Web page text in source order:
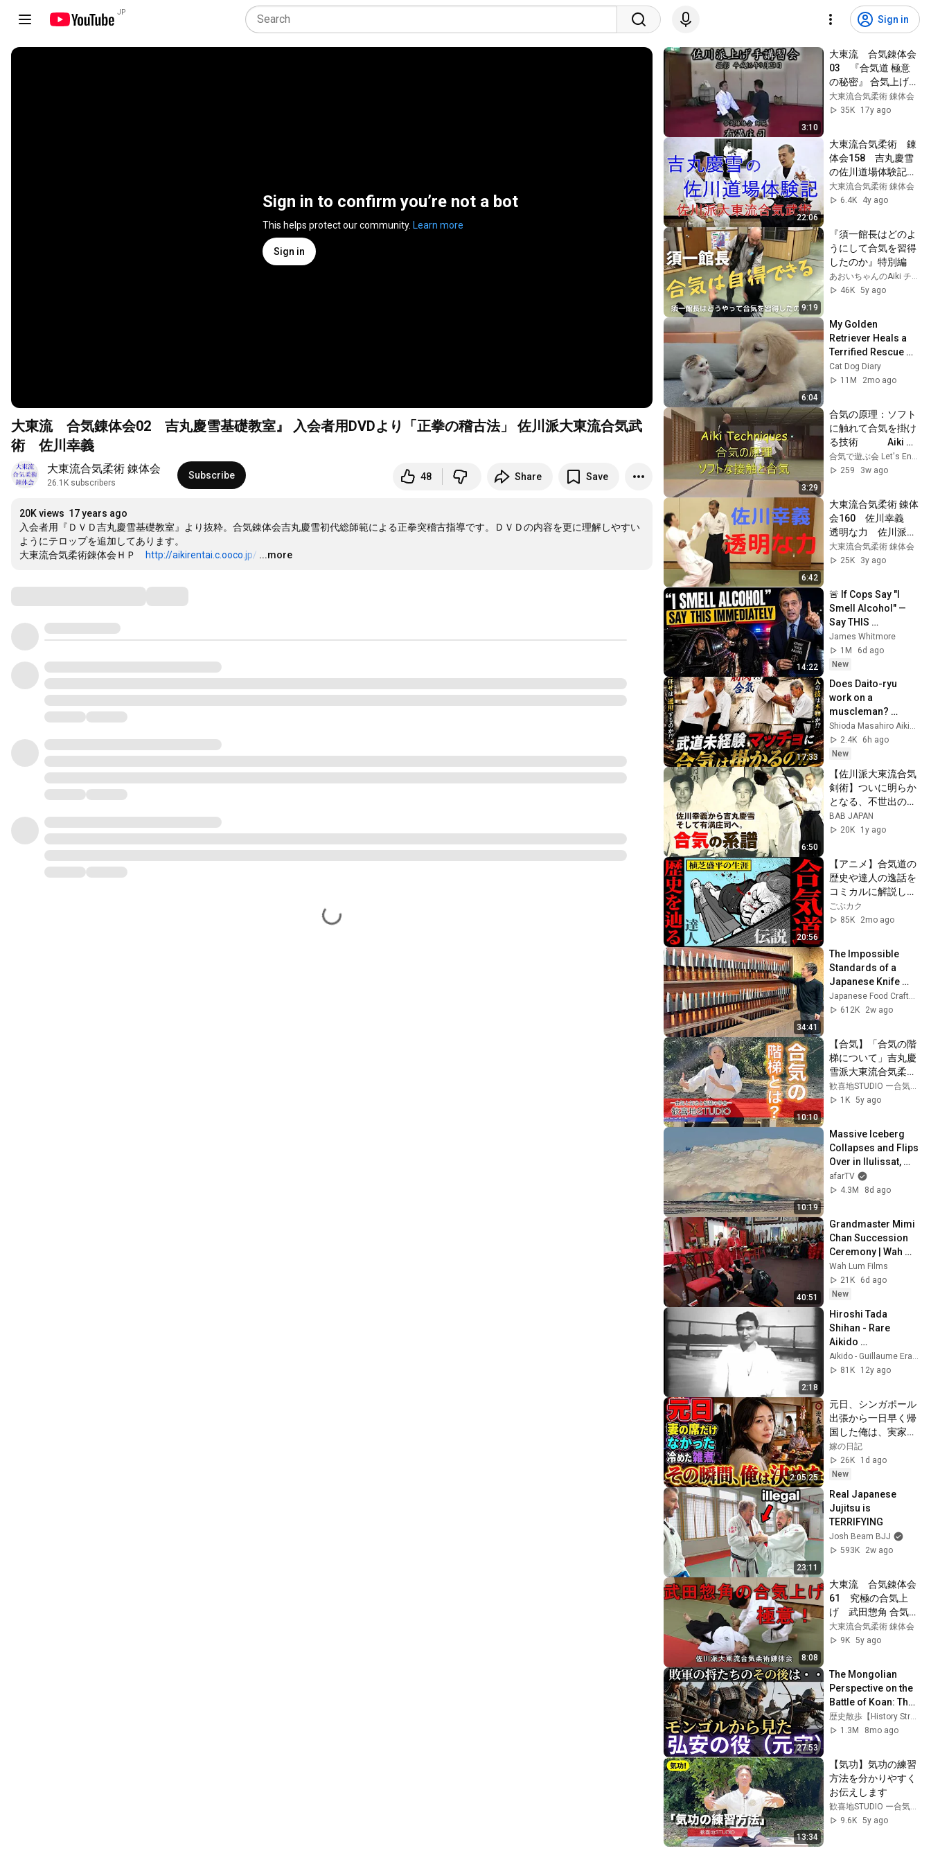
JP
Sign in
Sign in to confirm you’re not a bot
This helps protect our community. Learn more
Sign in
大東流 合気錬体会02 吉丸慶雪基礎教室』 入会者用DVDより「正拳の稽古法」 佐川派大東流合気武
術 佐川幸義
大東流合気柔術 錬体会
26.1K subscribers
Subscribe 48 Share Save
20K views 17 years ago
入会者用『ＤＶＤ吉丸慶雪基礎教室』より抜粋。合気錬体会吉丸慶雪初代総師範による正拳突稽古指導です。ＤＶＤの内容を更に理解しやすい
ようにテロップを追加してあります。
大東流合気柔術錬体会ＨＰ
http://aikirentai.c.ooco.jp/ …
...more
3:10
大東流　合気錬体会
03　『合気道 極意
の秘密』 合気上げ講
習会　佐川幸義　吉
丸慶雪　　大東流合
川派大東流合気武
術　合気上げ　合気
下げ　透明な力
大東流合気柔術 錬体会
35K
17y ago
22:06
大東流合気柔術　錬
体会158　吉丸慶雪
の佐川道場体験記
佐川派大東流合気武
術　合気道　武田惣
慶雪　合気上げ　合
気下げ　透明な力
大東流合気柔術 錬体会
6.4K
4y ago
9:19
『須一館長はどのよ
うにして合気を習得
したのか』特別編
あおいちゃんのAiki チャンネル
46K 5y ago
6:04
My Golden
Retriever Heals a
Terrified Rescue
Kitten in Just 3
Meetings!
Cat Dog Diary
11M
2mo ago
3:29
合気の原理：ソフト
に触れて合気を掛け
る技術　　　Aiki
Techniques   Apply
Aiki with soft
#aikido #中心帰納
259
3w ago
6:42
大東流合気柔術 錬体
会160　佐川幸義
透明な力　佐川派大
東流合気武術　武田
惣角　吉丸慶雪　合
大東流合気柔術 錬体会
25K
3y ago
14:22
🚨 If Cops Say "I
Smell Alcohol" —
Say THIS
Immediately (It's a
Trap)
James Whitmore
1M
6d ago
New
17:33
Does Daito-ryu
work on a
muscleman?
【aikido】
Shioda Masahiro Aikido journey
2.4K
6h ago
New
6:50
【佐川派大東流合気
剣術】ついに明らか
となる、不世出の達
人・佐川幸義宗範よ
り受け継がれし剣の
Yukiyoshi Sagawa:
Daito-ryu Aiki-
Kenjutsu
BAB JAPAN
20K
1y ago
20:56
【アニメ】合気道の
歴史や達人の逸話を
コミカルに解説して
みた【植芝盛平】
ごぶカク
85K
2mo ago
34:41
The Impossible
Standards of a
Japanese Knife
Blacksmith
Japanese Food Craftsman
612K
2w ago
10:10
【合気】「合気の階
梯について」吉丸慶
雪派大東流合気柔術
ー歓喜地STUDIOー歓喜地STUDIO ー合気と気功と智慧の学舎ー
1K 5y ago
10:19
Massive Iceberg
Collapses and Flips
Over in Ilulissat,
Greenland | Full
Event in 4K! (July
afarTV
4.3M
8d ago
40:51
Grandmaster Mimi
Chan Succession
Ceremony | Wah
Lum Tam Tai
Northern Praying
Mantis Kung Fu
Wah Lum Films
21K
6d ago
New
2:18
Hiroshi Tada
Shihan - Rare
Aikido
Demonstration
(1957)
Aikido - Guillaume Erard
81K
12y ago
2:05:25
元日、シンガポール
出張から一日早く帰
国した俺は、実家の
食卓に妻の座布団だ
けがないことに気づ
いた。上機嫌な母の
えた雑煮を一人です
する妻を見た瞬間、
俺は黙って翌朝の手
続きを決めた――
嫁の日記
26K
1d ago
New
23:11
Real Japanese
Jujitsu is
TERRIFYING
Josh Beam BJJ
593K
2w ago
8:08
大東流　合気錬体会
61　究極の合気上
げ　武田惣角 合気上
げ極意　佐川幸義
大東流合気柔術　合
丸慶雪　合気上げ
合気下げ　透明な力
大東流合気柔術 錬体会
9K 5y ago
27:53
The Mongolian
Perspective on the
Battle of Koan: The
Truth of the Mongol
Invasions and the
1.3M
8mo ago
13:34
【気功】気功の練習
方法を分かりやすく
お伝えします
9.6K 5y ago